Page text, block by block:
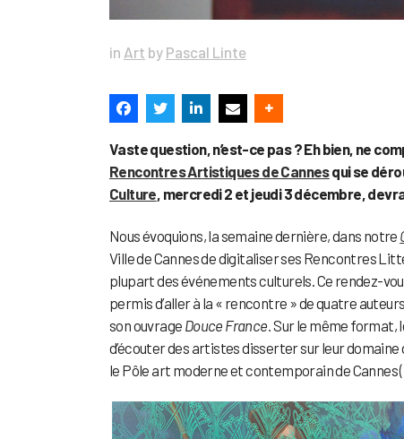
in Art by Pascal Linte
Vaste question, n’est-ce pas ? Eh bien, ne
Rencontres Artistiques de Cannesqui se
Culture, mercredi 2 et jeudi 3 décembre,
Nous évoquions, la semaine dernière, dans notre
Ville de Cannes de digitaliser ses Rencontres
plupart des événements culturels. Ce rendez-
permis d’aller à la « rencontre » de quatre
son ouvrage Douce France.Sur le même format,
d’écouter des artistes disserter sur leur domaine
le Pôle art moderne et contemporain de